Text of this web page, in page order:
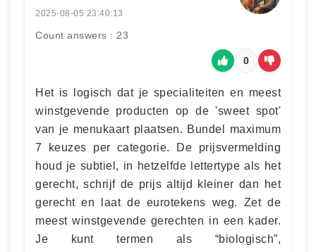
2025-08-05 23:40:13
Count answers : 23
0
Het is logisch dat je specialiteiten en meest
winstgevende producten op de 'sweet spot'
van je menukaart plaatsen. Bundel maximum
7 keuzes per categorie. De prijsvermelding
houd je subtiel, in hetzelfde lettertype als het
gerecht, schrijf de prijs altijd kleiner dan het
gerecht en laat de eurotekens weg. Zet de
meest winstgevende gerechten in een kader.
Je kunt termen als “biologisch”,